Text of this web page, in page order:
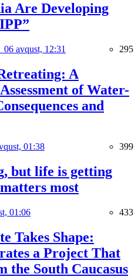
Are Developing
06 avqust, 12:31 295
A
of Water-
and
01:38 399
but life is getting
most
01:06 433
Takes Shape:
a Project That
the South Caucasus